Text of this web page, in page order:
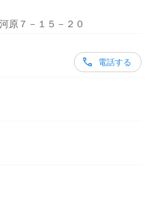
原７－１５－２０
電話する